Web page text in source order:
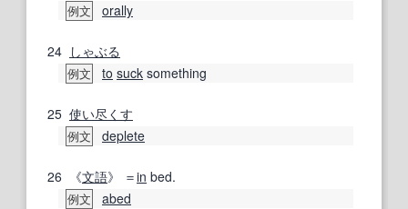
例文 orally
24 しゃぶる
例文 to suck something
25 使い尽くす
例文 deplete
26 《文語》 ＝in bed.
例文 abed